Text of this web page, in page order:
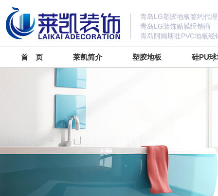
青岛LG塑胶地板签约代
青岛LG装饰贴膜经销商
青岛阿姆斯壮PVC地板经
首 页 莱凯简介 塑胶地板 硅PU球